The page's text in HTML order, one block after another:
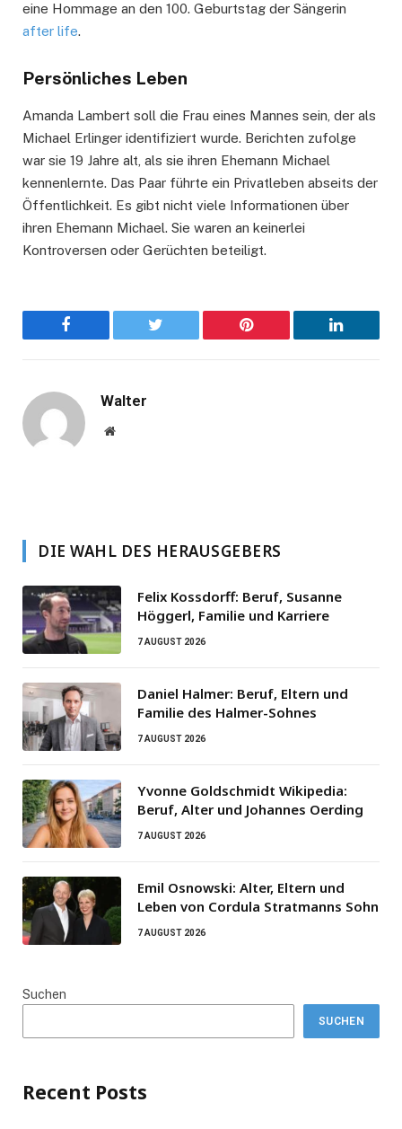
eine Hommage an den 100. Geburtstag der Sängerin
after life.
Persönliches Leben
Amanda Lambert soll die Frau eines Mannes sein, der als
Michael Erlinger identifiziert wurde. Berichten zufolge
war sie 19 Jahre alt, als sie ihren Ehemann Michael
kennenlernte. Das Paar führte ein Privatleben abseits der
Öffentlichkeit. Es gibt nicht viele Informationen über
ihren Ehemann Michael. Sie waren an keinerlei
Kontroversen oder Gerüchten beteiligt.
Facebook Twitter Pinterest LinkedIn
Walter
Website
DIE WAHL DES HERAUSGEBERS
Felix Kossdorff: Beruf, Susanne
Höggerl, Familie und Karriere
7 AUGUST 2026
Daniel Halmer: Beruf, Eltern und
Familie des Halmer-Sohnes
7 AUGUST 2026
Yvonne Goldschmidt Wikipedia:
Beruf, Alter und Johannes Oerding
7 AUGUST 2026
Emil Osnowski: Alter, Eltern und
Leben von Cordula Stratmanns Sohn
7 AUGUST 2026
Suchen
SUCHEN
Recent Posts